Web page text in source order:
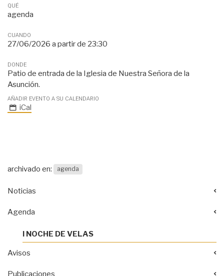
QUÉ
agenda
CUANDO
27/06/2026 a partir de 23:30
DONDE
Patio de entrada de la Iglesia de Nuestra Señora de la
Asunción.
AÑADIR EVENTO A SU CALENDARIO
iCal
archivado en: agenda
Noticias
Agenda
I NOCHE DE VELAS
Avisos
Publicaciones